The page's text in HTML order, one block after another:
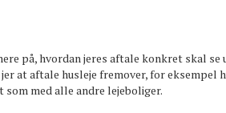
på, hvordan jeres aftale konkret skal se
at aftale husleje fremover, for eksempel
med alle andre lejeboliger.